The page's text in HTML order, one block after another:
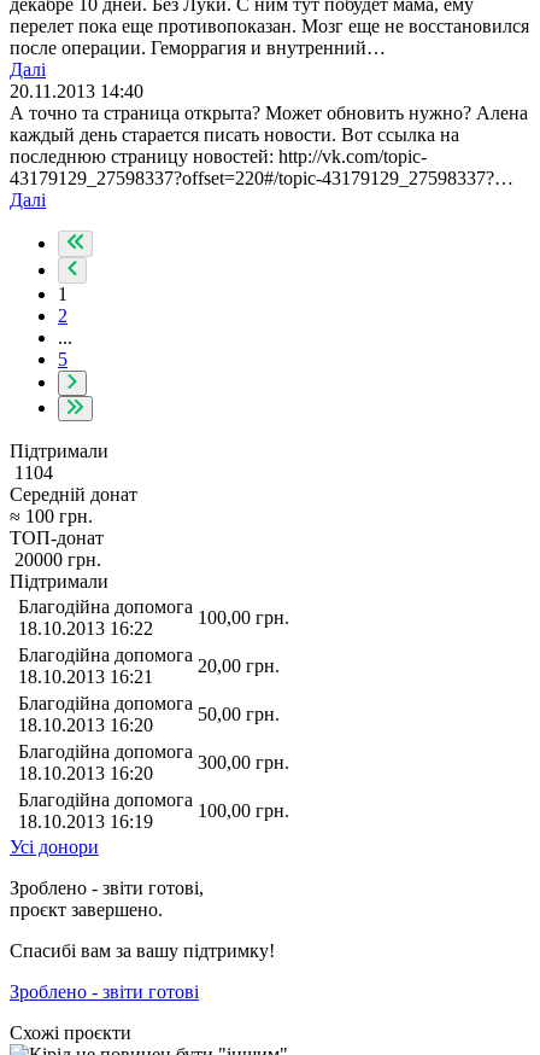
перелет пока еще противопоказан. Мозг еще не восстановился
после операции. Геморрагия и внутренний…
Далі
20.11.2013 14:40
А точно та страница открыта? Может обновить нужно? Алена
каждый день старается писать новости. Вот ссылка на
последнюю страницу новостей: http://vk.com/topic-
43179129_27598337?offset=220#/topic-43179129_27598337?…
Далі
1
2
...
5
Підтримали
1104
Середній донат
≈ 100 грн.
ТОП-донат
20000 грн.
Підтримали
Благодійна допомога
18.10.2013 16:22
100,00 грн.
Благодійна допомога
18.10.2013 16:21
20,00 грн.
Благодійна допомога
18.10.2013 16:20
50,00 грн.
Благодійна допомога
18.10.2013 16:20
300,00 грн.
Благодійна допомога
18.10.2013 16:19
100,00 грн.
Усі донори
Зроблено - звіти готові,
проєкт завершено.
Спасибі вам за вашу підтримку!
Зроблено - звіти готові
Схожі проєкти